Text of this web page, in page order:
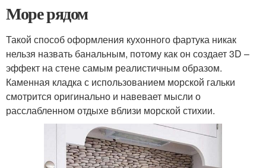
Море рядом
Такой способ оформления кухонного фартука никак
нельзя назвать банальным, потому как он создает 3D –
эффект на стене самым реалистичным образом.
Каменная кладка с использованием морской гальки
смотрится оригинально и навевает мысли о
расслабленном отдыхе вблизи морской стихии.